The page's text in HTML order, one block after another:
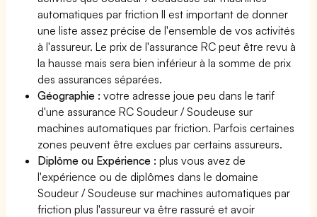
automatiques par friction Il est important de donner
une liste assez précise de l'ensemble de vos activités
à l'assureur. Le prix de l'assurance RC peut être revu à
la hausse mais sera bien inférieur à la somme de prix
des assurances séparées.
Géographie :votre adresse joue peu dans le tarif
d'une assurance RC Soudeur / Soudeuse sur
machines automatiques par friction. Parfois certaines
zones peuvent être exclues par certains assureurs.
Diplôme ou Expérience :plus vous avez de
l'expérience ou de diplômes dans le domaine
Soudeur / Soudeuse sur machines automatiques par
friction plus l'assureur va être rassuré et avoir